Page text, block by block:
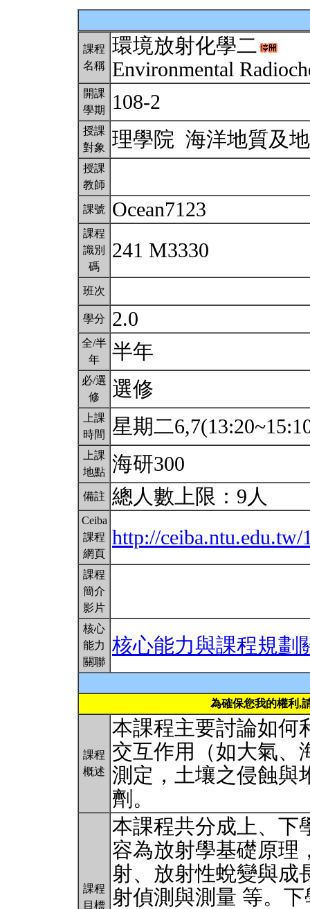
課程
名稱
環境放射化學二
Environmental
開課
學期
108-2
授課
對象
理學院 海洋地質及
授課
教師
課號 Ocean7123
課程
識別
碼
241 M3330
班次
學分 2.0
全/半
年
半年
必/選
修
選修
上課
時間
星期二
上課
地點 海研300
備註 總人數上限：9人
Ceiba
課程
網頁
http://ceiba.ntu.edu.tw/
課程
簡介
影片
核心
能力
關聯
核心能力與課程規劃
為確保您我的權利,
課程
概述
本課程主要討論如何
交互作用（如大氣、
測定，土壤之侵蝕與
劑。
課程
目標
本課程共分成上、下
容為放射學基礎原理
射、放射性蛻變與成
射偵測與測量 等。